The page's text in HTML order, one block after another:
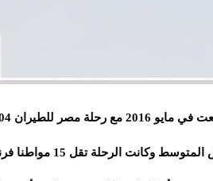
عن وفاة 66 راكبا بعد هبوط الطائرة في